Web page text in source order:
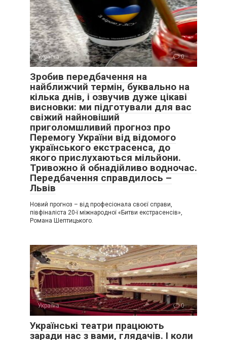
Україна 0
Зробив передбачення на
найближчий термін, буквально на
кілька днів, і озвучив дуже цікаві
висновки: ми підготували для вас
свіжий найновіший
приголомшливий прогноз про
Перемогу України від відомого
українського екстрасенса, до
якого прислухаються мільйони.
Тривожно й обнадійливо водночас.
Передбачення справдилось –
Львів
Новий прогноз – від професіонала своєї справи,
півфіналіста 20-ї міжнародної «Битви екстрасенсів»,
Романа Шептицького.
Україна 0
Українські театри працюють
заради нас з вами, глядачів. І коли